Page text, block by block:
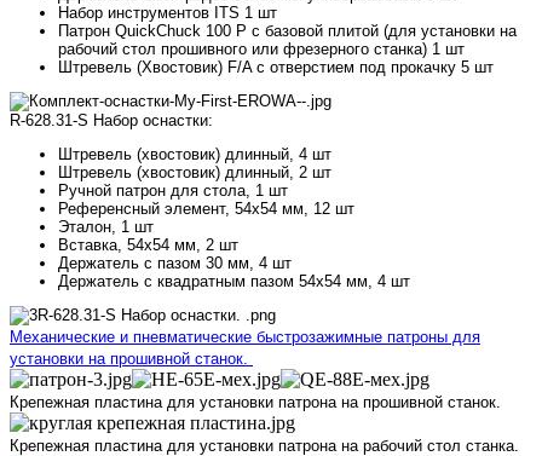
Набор инструментов ITS 1 шт
Патрон QuickChuck 100 P с базовой плитой (для установки на
рабочий стол прошивного или фрезерного станка) 1 шт
Штревель (Хвостовик) F/A с отверстием под прокачку 5 шт
R-628.31-S Набор оснастки:
Штревель (хвостовик) длинный, 4 шт
Штревель (хвостовик) длинный, 2 шт
Ручной патрон для стола, 1 шт
Референсный элемент, 54х54 мм, 12 шт
Эталон, 1 шт
Вставка, 54х54 мм, 2 шт
Держатель с пазом 30 мм, 4 шт
Держатель с квадратным пазом 54х54 мм, 4 шт
Механические и пневматические быстрозажимные патроны для
установки на прошивной станок.
Крепежная пластина для установки патрона на прошивной станок.
Крепежная пластина для установки патрона на рабочий стол станка.